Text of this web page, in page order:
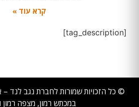
קרא עוד »
[tag_description]
© כל הזכויות שמורות לחברת נגב לנד –
במכתש רמון, מצפה רמון